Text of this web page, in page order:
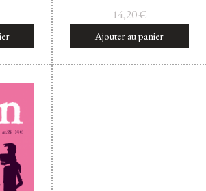
14,20€
Ajouter au panier